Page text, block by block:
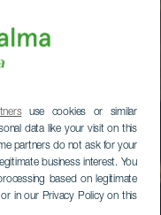
use cookies or similar
data like your visit on this
partners do not ask for your
business interest. You
based on legitimate
in our Privacy Policy on this